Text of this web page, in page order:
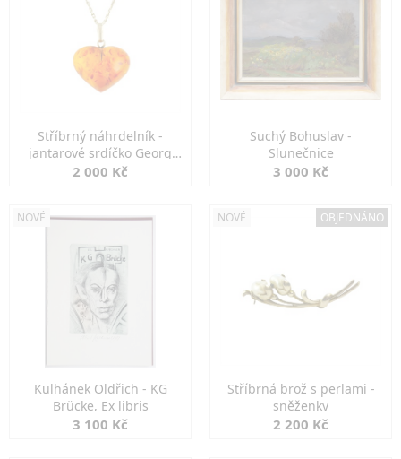
Stříbrný náhrdelník -
jantarové srdíčko Georg
Kramer
2 000 Kč
Suchý Bohuslav -
Slunečnice
3 000 Kč
NOVÉ
Kulhánek Oldřich - KG
Brücke, Ex libris
3 100 Kč
NOVÉ OBJEDNÁNO
Stříbrná brož s perlami -
sněženky
2 200 Kč